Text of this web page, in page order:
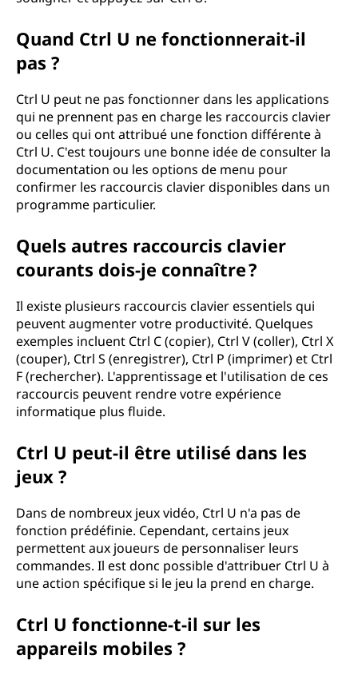
Quand Ctrl U ne fonctionnerait-il
pas ?
Ctrl U peut ne pas fonctionner dans les applications
qui ne prennent pas en charge les raccourcis clavier
ou celles qui ont attribué une fonction différente à
Ctrl U. C'est toujours une bonne idée de consulter la
documentation ou les options de menu pour
confirmer les raccourcis clavier disponibles dans un
programme particulier.
Quels autres raccourcis clavier
courants dois-je connaître ?
Il existe plusieurs raccourcis clavier essentiels qui
peuvent augmenter votre productivité. Quelques
exemples incluent Ctrl C (copier), Ctrl V (coller), Ctrl X
(couper), Ctrl S (enregistrer), Ctrl P (imprimer) et Ctrl
F (rechercher). L'apprentissage et l'utilisation de ces
raccourcis peuvent rendre votre expérience
informatique plus fluide.
Ctrl U peut-il être utilisé dans les
jeux ?
Dans de nombreux jeux vidéo, Ctrl U n'a pas de
fonction prédéfinie. Cependant, certains jeux
permettent aux joueurs de personnaliser leurs
commandes. Il est donc possible d'attribuer Ctrl U à
une action spécifique si le jeu la prend en charge.
Ctrl U fonctionne-t-il sur les
appareils mobiles ?